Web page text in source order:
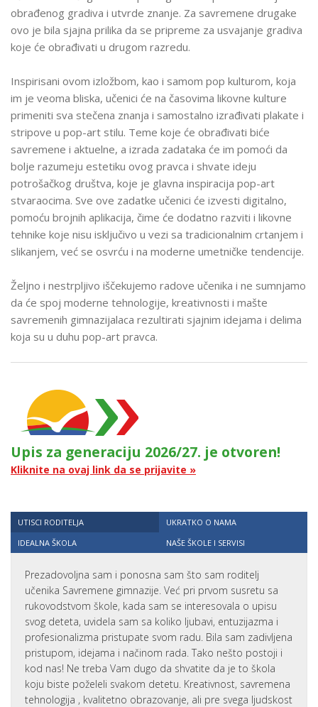
obrađenog gradiva i utvrde znanje. Za savremene drugake
ovo je bila sjajna prilika da se pripreme za usvajanje gradiva
koje će obrađivati u drugom razredu.
Inspirisani ovom izložbom, kao i samom pop kulturom, koja
im je veoma bliska, učenici će na časovima likovne kulture
primeniti sva stečena znanja i samostalno izrađivati plakate i
stripove u pop-art stilu. Teme koje će obrađivati biće
savremene i aktuelne, a izrada zadataka će im pomoći da
bolje razumeju estetiku ovog pravca i shvate ideju
potrošačkog društva, koje je glavna inspiracija pop-art
stvaraocima. Sve ove zadatke učenici će izvesti digitalno,
pomoću brojnih aplikacija, čime će dodatno razviti i likovne
tehnike koje nisu isključivo u vezi sa tradicionalnim crtanjem i
slikanjem, već se osvrću i na moderne umetničke tendencije.
Željno i nestrpljivo iščekujemo radove učenika i ne sumnjamo
da će spoj moderne tehnologije, kreativnosti i mašte
savremenih gimnazijalaca rezultirati sjajnim idejama i delima
koja su u duhu pop-art pravca.
Upis za generaciju 2026/27. je otvoren!
Kliknite na ovaj link da se prijavite »
UTISCI RODITELJA
UKRATKO O NAMA
IDEALNA ŠKOLA
NAŠE ŠKOLE I SERVISI
Prezadovoljna sam i ponosna sam što sam roditelj
učenika Savremene gimnazije. Već pri prvom susretu sa
rukovodstvom škole, kada sam se interesovala o upisu
svog deteta, uvidela sam sa koliko ljubavi, entuzijazma i
profesionalizma pristupate svom radu. Bila sam zadivljena
pristupom, idejama i načinom rada. Tako nešto postoji i
kod nas! Ne treba Vam dugo da shvatite da je to škola
koju biste poželeli svakom detetu. Kreativnost, savremena
tehnologija , kvalitetno obrazovanje, ali pre svega ljudskost